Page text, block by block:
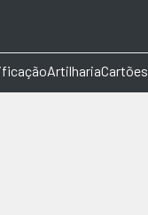
ArtilhariaCartões